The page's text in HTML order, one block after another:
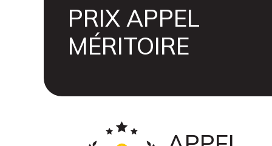
PRIX APPEL
MÉRITOIRE